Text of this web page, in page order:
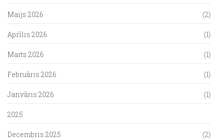
Maijs 2026 (2)
Aprīlis 2026 (1)
Marts 2026 (1)
Februāris 2026 (1)
Janvāris 2026 (1)
2025
Decembris 2025 (2)